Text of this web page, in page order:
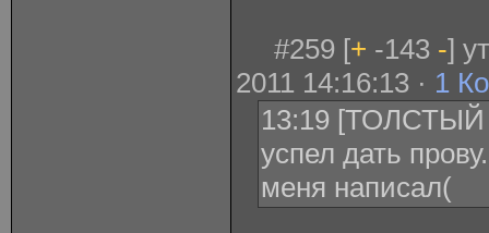
#259 [+ -143 -]
2011 14:16:13 · 1
13:19 [ТОЛСТЫЙ
успел дать
меня написал(